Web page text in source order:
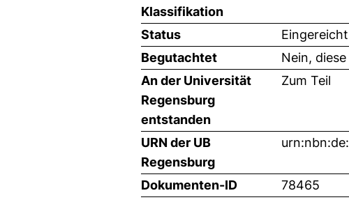
Klassifikation
Status
Eingereicht
Begutachtet
Nein,
An der Universität
Regensburg
entstanden
Zum Teil
URN der UB
Regensburg
Dokumenten-ID 78465